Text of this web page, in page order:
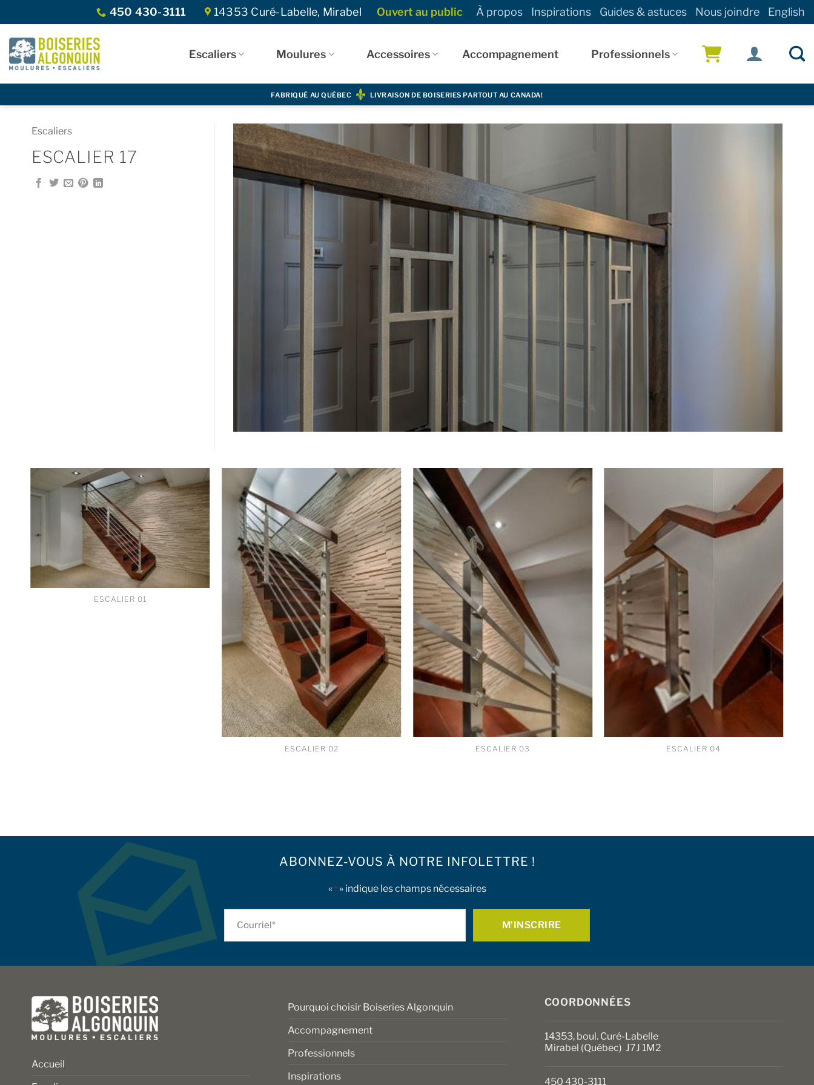
to
content
14353 Curé-Labelle, Mirabel
450 430-3111 Ouvert au public À propos Inspirations Guides & astuces Nous joindre English
Escaliers Moulures Accessoires Accompagnement Professionnels
FABRIQUÉ AU QUÉBEC LIVRAISON DE BOISERIES PARTOUT AU CANADA!
Escaliers
ESCALIER 17
ESCALIER 01
ESCALIER 02 ESCALIER 03 ESCALIER 04
ABONNEZ-VOUS À NOTRE INFOLETTRE !
«*» indique les champs nécessaires
Accueil
Pourquoi choisir Boiseries Algonquin
Accompagnement
Professionnels
Inspirations
COORDONNÉES
14353, boul. Curé-Labelle
Mirabel (Québec) J7J 1M2
450 430-3111